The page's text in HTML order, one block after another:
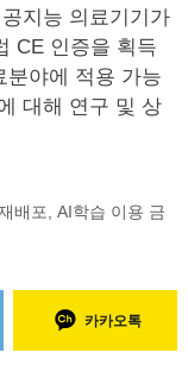
지능 의료기기가
CE 인증을 획득
분야에 적용 가능
대해 연구 및 상
배포, AI학습 이용 금
카카오톡